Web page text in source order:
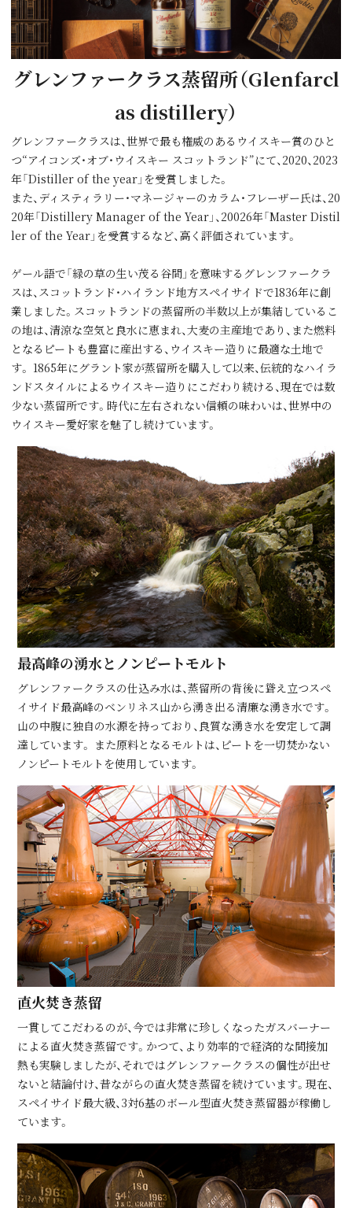
グレンファークラス蒸留所（Glenfarcl
as distillery）
グレンファークラスは、世界で最も権威のあるウイスキー賞のひと
つ“アイコンズ・オブ・ウイスキー スコットランド”にて、2020、2023
年「Distiller of the year」を受賞しました。
また、ディスティラリー・マネージャーのカラム・フレーザー氏は、20
20年「Distillery Manager of the Year」、20026年「Master Distil
ler of the Year」を受賞するなど、高く評価されています。
ゲール語で「緑の草の⽣い茂る⾕間」を意味するグレンファークラ
スは、スコットランド・ハイランド地⽅スペイサイドで1836年に創
業しました。スコットランドの蒸留所の半数以上が集結しているこ
の地は、清涼な空気と良⽔に恵まれ、⼤⻨の主産地であり、また燃料
となるピートも豊富に産出する、ウイスキー造りに最適な⼟地で
す。 1865年にグラント家が蒸留所を購⼊して以来、伝統的なハイラ
ンドスタイルによるウイスキー造りにこだわり続ける、現在では数
少ない蒸留所です。時代に左右されない信頼の味わいは、世界中の
ウイスキー愛好家を魅了し続けています。
最⾼峰の湧⽔とノンピートモルト
グレンファークラスの仕込み水は、蒸留所の背後に聳え立つスペ
イサイド最高峰のベンリネス山から湧き出る清廉な湧き水です。
山の中腹に独自の水源を持っており、良質な湧き水を安定して調
達しています。 また原料となるモルトは、ピートを一切焚かない
ノンピートモルトを使用しています。
直⽕焚き蒸留
⼀貫してこだわるのが、今では⾮常に珍しくなったガスバーナー
による直⽕焚き蒸留です。かつて、より効率的で経済的な間接加
熱も実験しましたが、それではグレンファークラスの個性が出せ
ないと結論付け、昔ながらの直⽕焚き蒸留を続けています。現在、
スペイサイド最⼤級、3対6基のボール型直⽕焚き蒸留器が稼働し
ています。